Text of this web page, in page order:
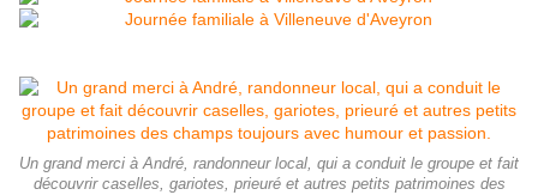
Un grand merci à André, randonneur local, qui a conduit le groupe et fait
découvrir caselles, gariotes, prieuré et autres petits patrimoines des